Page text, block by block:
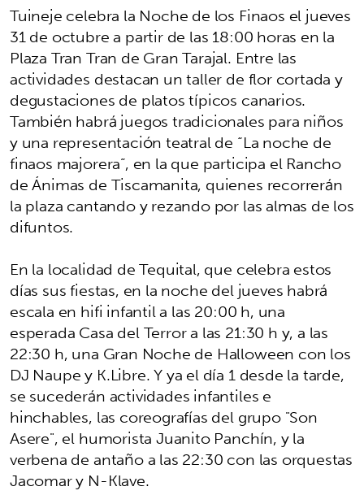
Tuineje celebra la Noche de los Finaos el jueves
31 de octubre a partir de las 18:00 horas en la
Plaza Tran Tran de Gran Tarajal. Entre las
actividades destacan un taller de flor cortada y
degustaciones de platos típicos canarios.
También habrá juegos tradicionales para niños
y una representación teatral de “La noche de
finaos majorera”, en la que participa el Rancho
de Ánimas de Tiscamanita, quienes recorrerán
la plaza cantando y rezando por las almas de los
difuntos.
En la localidad de Tequital, que celebra estos
días sus fiestas, en la noche del jueves habrá
escala en hifi infantil a las 20:00 h, una
esperada Casa del Terror a las 21:30 h y, a las
22:30 h, una Gran Noche de Halloween con los
DJ Naupe y K.Libre. Y ya el día 1 desde la tarde,
se sucederán actividades infantiles e
hinchables, las coreografías del grupo "Son
Asere", el humorista Juanito Panchín, y la
verbena de antaño a las 22:30 con las orquestas
Jacomar y N-Klave.